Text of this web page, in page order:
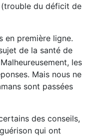
(trouble du déficit de
en première ligne.
de la santé de
les
Mais nous ne
sont passées
des conseils,
qui ont